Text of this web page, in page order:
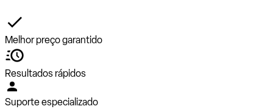
Melhor preço garantido
Resultados rápidos
Suporte especializado